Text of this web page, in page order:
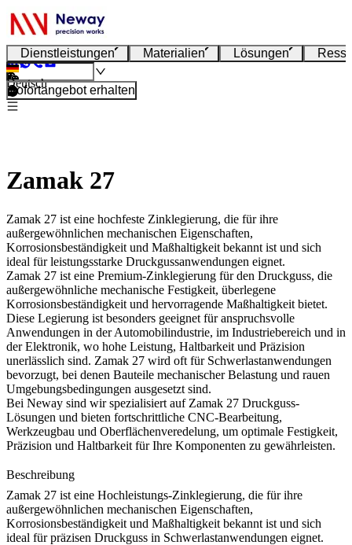
Dienstleistungen Materialien Lösungen
Deutsch
Sofortangebot erhalten
Zamak 27
Zamak 27 ist eine hochfeste Zinklegierung, die für ihre
außergewöhnlichen mechanischen Eigenschaften,
Korrosionsbeständigkeit und Maßhaltigkeit bekannt ist und sich
ideal für leistungsstarke Druckgussanwendungen eignet.
Zamak 27 ist eine Premium-Zinklegierung für den Druckguss, die
außergewöhnliche mechanische Festigkeit, überlegene
Korrosionsbeständigkeit und hervorragende Maßhaltigkeit bietet.
Diese Legierung ist besonders geeignet für anspruchsvolle
Anwendungen in der Automobilindustrie, im Industriebereich und in
der Elektronik, wo hohe Leistung, Haltbarkeit und Präzision
unerlässlich sind. Zamak 27 wird oft für Schwerlastanwendungen
bevorzugt, bei denen Bauteile mechanischer Belastung und rauen
Umgebungsbedingungen ausgesetzt sind.
Bei Neway sind wir spezialisiert auf Zamak 27 Druckguss-
Lösungen und bieten fortschrittliche CNC-Bearbeitung,
Werkzeugbau und Oberflächenveredelung, um optimale Festigkeit,
Präzision und Haltbarkeit für Ihre Komponenten zu gewährleisten.
Beschreibung
Zamak 27 ist eine Hochleistungs-Zinklegierung, die für ihre
außergewöhnlichen mechanischen Eigenschaften,
Korrosionsbeständigkeit und Maßhaltigkeit bekannt ist und sich
ideal für präzisen Druckguss in Schwerlastanwendungen eignet.